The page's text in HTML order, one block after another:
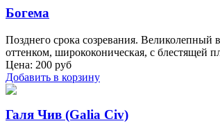
Богема
Позднего срока созревания.
оттенком, ширококоническая, с блестящей
Цена: 200 руб
Добавить в корзину
Галя Чив (Galia Сiv)